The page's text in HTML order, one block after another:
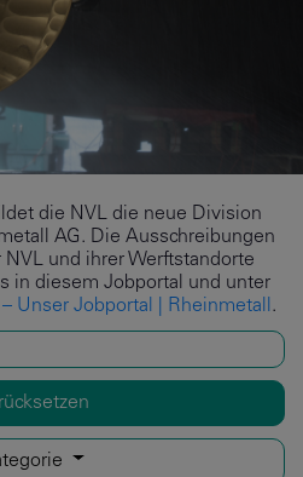
die NVL die neue Division
AG. Die Ausschreibungen
und ihrer Werftstandorte
in diesem Jobportal und unter
Unser Jobportal | Rheinmetall .